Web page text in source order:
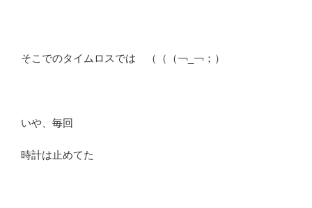
そこでのタイムロスでは （（（￢_￢；）
いや、毎回
時計は止めてた